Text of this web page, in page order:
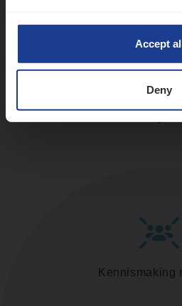
Accept
Deny
Thalia zoekt graag oplossingen,
Ons
Kennismaking